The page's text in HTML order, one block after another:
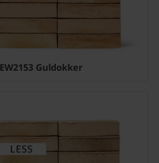
EW2153 Guldokker